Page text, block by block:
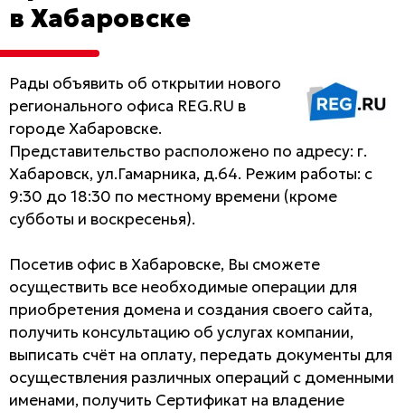
в Хабаровске
Рады объявить об открытии нового
регионального офиса REG.RU в
городе Хабаровске.
Представительство расположено по адресу: г.
Хабаровск, ул.Гамарника, д.64. Режим работы: с
9:30 до 18:30 по местному времени (кроме
субботы и воскресенья).
Посетив офис в Хабаровске, Вы сможете
осуществить все необходимые операции для
приобретения домена и создания своего сайта,
получить консультацию об услугах компании,
выписать счёт на оплату, передать документы для
осуществления различных операций с доменными
именами, получить Сертификат на владение